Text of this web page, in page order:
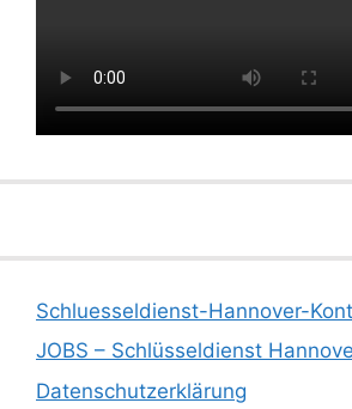
Schluesseldienst-Hannover-
JOBS – Schlüsseldienst
Datenschutzerklärung